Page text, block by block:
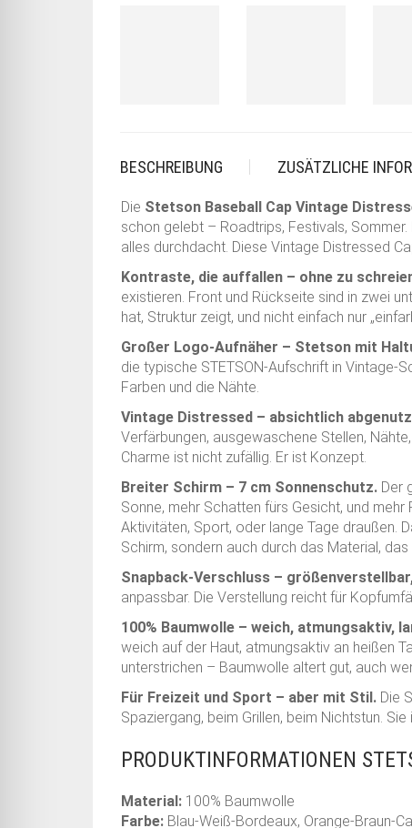
BESCHREIBUNG ZUSÄTZLICHE
Die Stetson Baseball Cap Vintage
schon gelebt – Roadtrips, Festivals,
alles durchdacht. Diese Vintage Distressed
Kontraste, die auffallen – ohne zu
existieren. Front und Rückseite sind in zwei
hat, Struktur zeigt, und nicht einfach nur
Großer Logo-Aufnäher – Stetson mit
die typische STETSON-Aufschrift in Vintage-
Farben und die Nähte.
Vintage Distressed – absichtlich
Verfärbungen, ausgewaschene Stellen,
Charme ist nicht zufällig. Er ist Konzept.
Breiter Schirm – 7 cm Sonnenschutz. Der
Sonne, mehr Schatten fürs Gesicht, und
Aktivitäten, Sport, oder lange Tage draußen.
Schirm, sondern auch durch das Material, das
Snapback-Verschluss –
anpassbar. Die Verstellung reicht für
100% Baumwolle – weich, atmungsaktiv,
weich auf der Haut, atmungsaktiv an heißen
unterstrichen – Baumwolle altert gut, auch
Für Freizeit und Sport – aber mit Stil. Die
Spaziergang, beim Grillen, beim Nichtstun.
PRODUKTINFORMATIONEN
Material: 100% Baumwolle
Farbe: Blau-Weiß-Bordeaux, Orange-Braun-